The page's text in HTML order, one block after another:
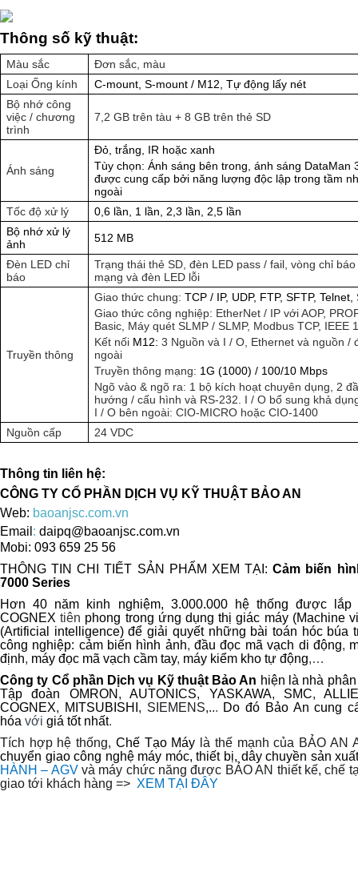
Thông số kỹ thuật:
Màu sắc
Đơn sắc, màu
Loại Ống kính
C-mount, S-mount / M12, Tự động lấy nét
Bộ nhớ công
việc / chương
trình
7,2 GB trên tàu + 8 GB trên thẻ SD
Ánh sáng
Đỏ, trắng, IR hoặc xanh
Tùy chọn: Ánh sáng bên trong, ánh sáng DataMan
được cung cấp bởi năng lượng độc lập trong tầm
ngoài
Tốc độ xử lý
0,6 lần, 1 lần, 2,3 lần, 2,5 lần
Bộ nhớ xử lý
ảnh
512 MB
Đèn LED chỉ
báo
Trạng thái thẻ SD, đèn LED pass / fail, vòng chỉ
mạng và đèn LED lỗi
Truyền thông
Giao thức chung:TCP / IP, UDP, FTP, SFTP,
Giao thức công nghiệp: EtherNet / IP với AOP,
Basic, Máy quét SLMP / SLMP, Modbus TCP, IEEE
Kết nối M12: 3 Nguồn và I / O, Ethernet và nguồn /
ngoài
Truyền thông mạng: 1G (1000) / 100/10 Mbps
Ngõ vào & ngõ ra: 1 bộ kích hoạt chuyên dụng, 2
hướng / cấu hình và RS-232. I / O bổ sung khả
I / O bên ngoài: CIO-MICRO hoặc CIO-1400
Nguồn cấp
24 VDC
Thông tin liên hệ:
CÔNG TY CỔ PHẦN DỊCH VỤ KỸ THUẬT BẢO AN
Web: baoanjsc.com.vn
Email : daipq@baoanjsc.com.vn
Mobi: 093 659 25 56
THÔNG TIN CHI TIẾT SẢN PHẨM XEM TẠI:Cảm biến
7000 Series
Hơn 40 năm kinh nghiệm, 3.000.000 hệ thống được
COGNEX tiên phong trong ứng dụng thị giác máy (Machine
(Artificial intelligence) để giải quyết những bài toán hóc búa
công nghiệp: cảm biến hình ảnh,đầu đọc mã vạch di động,
định, máy đọc mã vạch cầm tay, máy kiểm kho tự động,…
Công ty Cổ phần Dịch vụ Kỹ thuật Bảo An hiện là nhà
Tập đoàn OMRON ,AUTONICS, YASKAWA, SMC,
COGNEX, MITSUBISHI , SIEMENS,... Do đó Bảo An cung
hóa với giá tốt nhất.
Tích hợp hệ thống, Chế Tạo Máy là thế mạnh của BẢO AN
chuyển giao công nghệ máy móc, thiết bị, dây chuyền sản
HÀNH – AGV và máy chức năng được BẢO AN thiết kế, chế
giao tới khách hàng => XEM TẠI ĐÂY